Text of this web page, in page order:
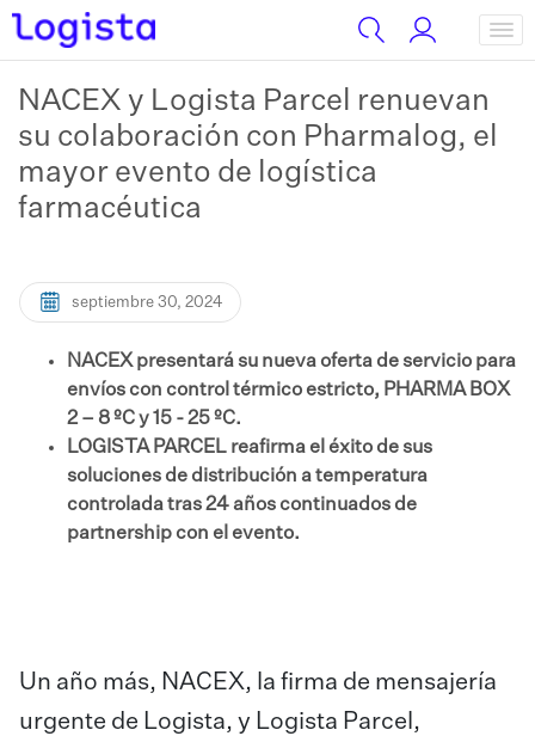
NACEX y Logista Parcel renuevan
su colaboración con Pharmalog, el
mayor evento de logística
farmacéutica
septiembre 30, 2024
NACEX presentará su nueva oferta de servicio para
envíos con control térmico estricto, PHARMA BOX
2 – 8 ºC y 15 - 25 ºC.
LOGISTA PARCEL reafirma el éxito de sus
soluciones de distribución a temperatura
controlada tras 24 años continuados de
partnership con el evento.
Un año más, NACEX, la firma de mensajería
urgente de Logista, y Logista Parcel ,